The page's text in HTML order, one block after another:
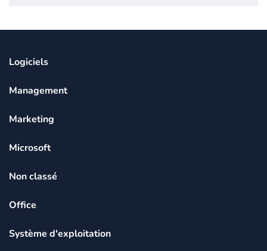
Logiciels
Management
Marketing
Microsoft
Non classé
Office
Système d'exploitation